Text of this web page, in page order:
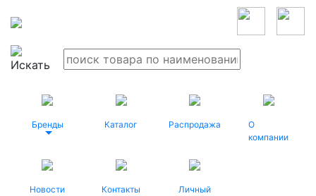
Бренды Каталог Распродажа
О
компании
Новости Контакты
Личный